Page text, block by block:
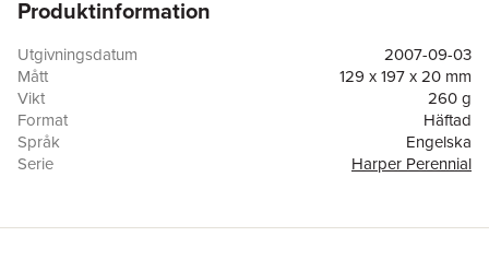
faded glory of its apartments and offices. Within these walls
modern life with ancient culture. At ground level, Taha, the
doorman’s son, harbours career aspirations and romantic
dreams – but when these are dashed by unyielding corruption,
hope turns to bitterness, with devastating consequences.Alaa Al
Aswany’s superb novel about Egypt’s many contradictions is at
once an impassioned celebration and a ruthless dissection of a
Produktinformation
Utgivningsdatum
2007-09-03
Mått
129 x 197 x 20 mm
Vikt
260 g
Format
Häftad
Språk
Engelska
Serie
Harper Perennial
ISBN
9780007243624